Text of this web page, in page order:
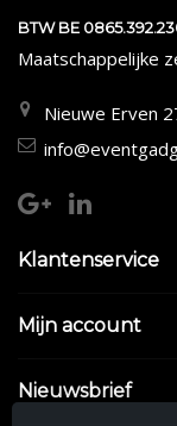
BTW BE
Maatschappelijke
Nieuwe Erven
Klantenservice
Mijn account
Nieuwsbrief